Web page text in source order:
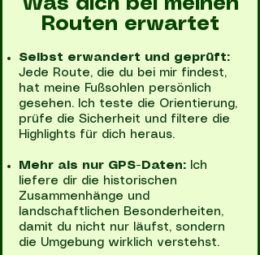
Was dich bei meinen
Routen erwartet
Selbst erwandert und geprüft:
Jede Route, die du bei mir findest,
hat meine Fußsohlen persönlich
gesehen. Ich teste die Orientierung,
prüfe die Sicherheit und filtere die
Highlights für dich heraus.
Mehr als nur GPS-Daten: Ich
liefere dir die historischen
Zusammenhänge und
landschaftlichen Besonderheiten,
damit du nicht nur läufst, sondern
die Umgebung wirklich verstehst.